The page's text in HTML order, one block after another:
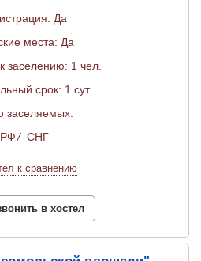
Да
места: Да
заселению: 1 чел.
срок: 1 сут.
заселяемых:
РФ/ СНГ
к сравнению
в хостел